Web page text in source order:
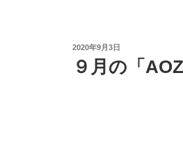
投
稿
日:
2020年9月3日
９月の「